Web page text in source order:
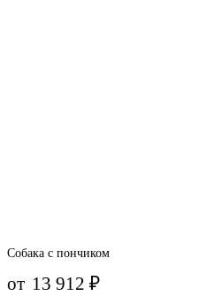
Собака с пончиком
от 13 912₽